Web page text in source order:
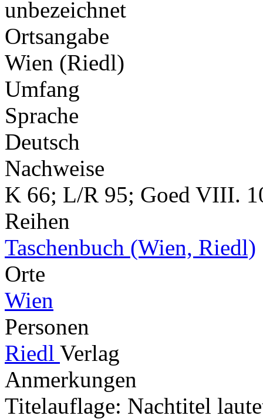
unbezeichnet
Ortsangabe
Wien (Riedl)
Umfang
Sprache
Deutsch
Nachweise
K 66; L/R 95; Goed VIII.
Reihen
Taschenbuch (Wien, Riedl)
Orte
Wien
Personen
Riedl Verlag
Anmerkungen
Titelauflage: Nachtitel